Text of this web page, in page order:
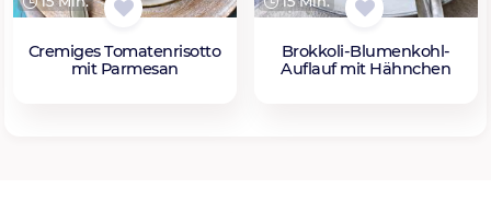
Cremiges Tomatenrisotto
mit Parmesan
Brokkoli-Blumenkohl-
Auflauf mit Hähnchen